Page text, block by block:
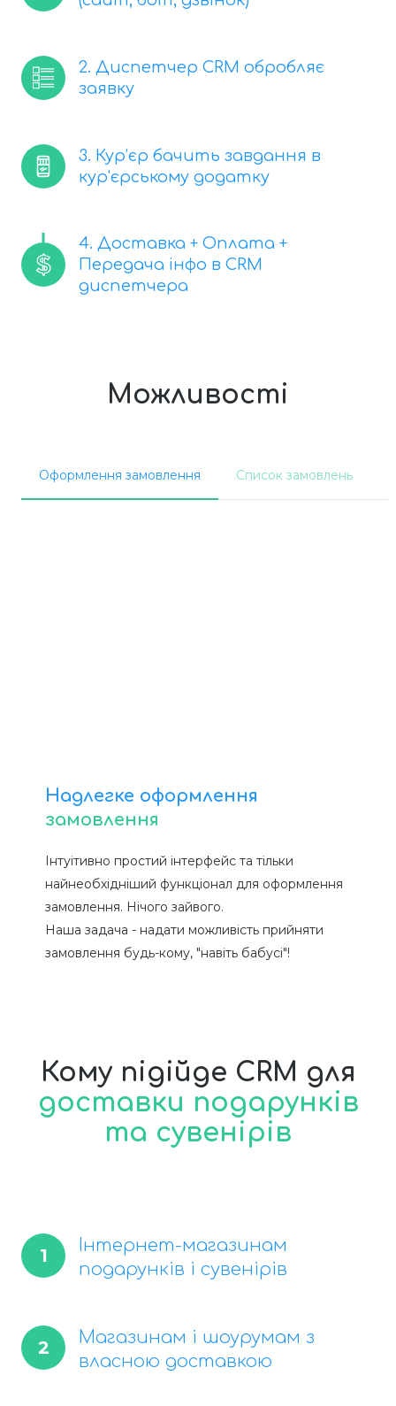
2. Диспетчер CRM обробляє
заявку
3. Кур’єр бачить завдання в
кур'єрському додатку
4. Доставка + Оплата +
Передача інфо в CRM
диспетчера
Можливості
Оформлення замовлення Список замовлень
Надлегке оформлення
замовлення
Інтуітивно простий інтерфейс та тільки
найнеобхідніший функціонал для оформлення
замовлення. Нічого зайвого.
Наша задача - надати можливість прийняти
замовлення будь-кому, "навіть бабусі"!
Кому підійде CRM для
доставки подарунків
та сувенірів
1
Інтернет-магазинам
подарунків і сувенірів
2
Магазинам і шоурумам з
власною доставкою